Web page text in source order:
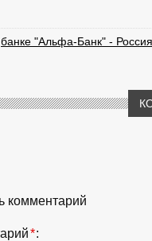
банке "Альфа-Банк" - Россия
комментарий
*: